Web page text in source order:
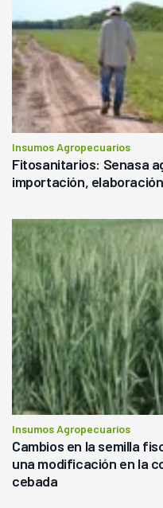
Insumos Agropecuarios
Fitosanitarios: Senasa
importación,
Insumos Agropecuarios
Cambios en la semilla
una modificación en la
cebada